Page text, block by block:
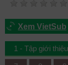
Xem VietSub
1 - Tập giới thiệu